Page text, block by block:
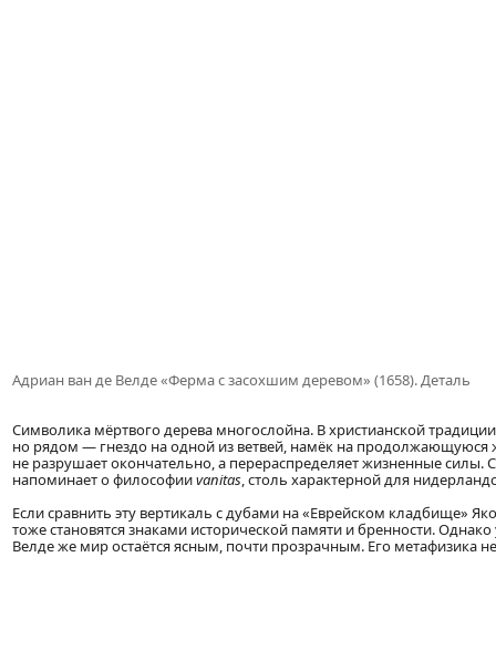
Адриан ван де Велде «Ферма с засохшим деревом» (1658). Деталь
Символика мёртвого дерева многослойна. В христианской
но рядом — гнездо на одной из ветвей, намёк на
не разрушает окончательно, а перераспределяет жизненные
напоминает о философииvanitas, столь характерной для
Если сравнить эту вертикаль с дубами на «Еврейском кладбище»
тоже становятся знаками исторической памяти и бренности.
Велде же мир остаётся ясным, почти прозрачным. Его метафизика